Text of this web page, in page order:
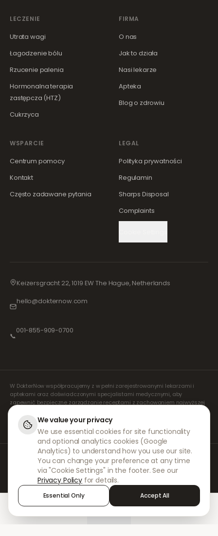
LECZENIE
Utrata wagi
Łagodzenie bólu
Rzucenie palenia
Hormonalna terapia
zastępcza (HTZ)
Cukrzyca
FIRMA
O nas
Jak to działa
Nasi lekarze
Apteka
Blog o zdrowiu
WSPARCIE
Centrum pomocy
Kontakt
Często zadawane pytania
LEGAL
Polityka prywatności
Regulamin
Sharps Disposal
Complaints
Keizersgracht 22, 1019 EW The Hague, Netherlands
hello@dokternow.com
📞
001-855-909-0700
W DokterNow współpracujemy z w pełni zarejestrowanymi lekarzami i
aptekami oraz doświadczonymi specjalistami medycznymi, aby
zapewnić bezpieczne zarządzanie receptami z zachowaniem najwyższej
staranności. Nasi zarejestrowani, niezależni lekarze orzecznicy zajmują
się wszystkimi konsultacjami i wystawianiem recept. Nasze apteki
partnerskie odpowiadają za wydawanie i wysyłkę leków.
© 2026 DokterNow. Wszelkie prawa zastrzeżone.
Staff Portal
AMEX
We value your privacy
We use essential cookies for site functionality
and optional analytics cookies (Google
Analytics) to understand how you use our site.
You can change your preference at any time
via "Cookie Settings" in the footer. See our
Privacy Policy for details.
Essential Only Accept All
Sign in